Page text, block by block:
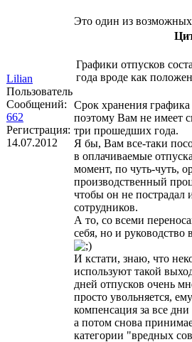
Lilian
Пользователь
Сообщений:
662
Регистрация:
14.07.2012
Это один из
Графики отпусков
года вроде как
Срок хранения графика
поэтому Вам не имеет
три прошедших года.
Я бы, Вам все-таки
в оплачиваемые
момент, по чуть-чуть,
производственный
чтобы он не пострадал
сотрудников.
А то, со всеми
себя, но и руководство
И кстати, знаю, что
используют такой
дней отпусков очень
просто увольняется,
компенсация за все
а потом снова
категории "вредных